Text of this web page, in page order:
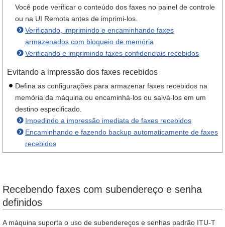
Você pode verificar o conteúdo dos faxes no painel de controle
ou na UI Remota antes de imprimi-los.
Verificando, imprimindo e encaminhando faxes
armazenados com bloqueio de memória
Verificando e imprimindo faxes confidenciais recebidos
Evitando a impressão dos faxes recebidos
Defina as configurações para armazenar faxes recebidos na
memória da máquina ou encaminhá-los ou salvá-los em um
destino especificado.
Impedindo a impressão imediata de faxes recebidos
Encaminhando e fazendo backup automaticamente de faxes
recebidos
Recebendo faxes com subendereço e senha
definidos
A máquina suporta o uso de subendereços e senhas padrão ITU-T